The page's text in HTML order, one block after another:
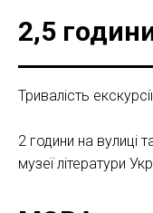
2,5
Тривалість
2 години на вулиці
музеї літератури